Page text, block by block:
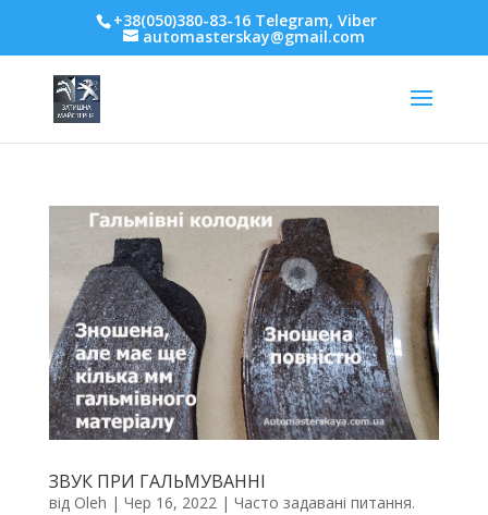
+38(050)380-83-16 Telegram, Viber
automasterskay@gmail.com
ЗВУК ПРИ ГАЛЬМУВАННІ
від Oleh | Чер 16, 2022| Часто задавані питання.